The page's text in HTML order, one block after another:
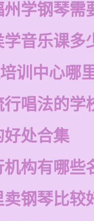
州学钢琴需
音乐课多
训中心哪
唱法的学
好处合集
构有哪些
钢琴比较